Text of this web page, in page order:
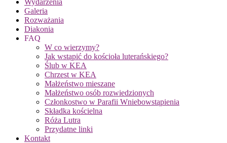
Galeria
Rozważania
Diakonia
FAQ
W co wierzymy?
Jak wstąpić do kościoła luterańskiego?
Ślub w KEA
Chrzest w KEA
Małżeństwo mieszane
Małżeństwo osób rozwiedzionych
Członkostwo w Parafii Wniebowstąpienia
Składka kościelna
Róża Lutra
Przydatne linki
Kontakt